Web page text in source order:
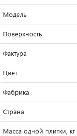
Модель
Поверхность
Фактура
Цвет
Фабрика
Страна
Масса одной плитки, кг